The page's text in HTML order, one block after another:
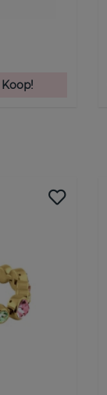
Koop!